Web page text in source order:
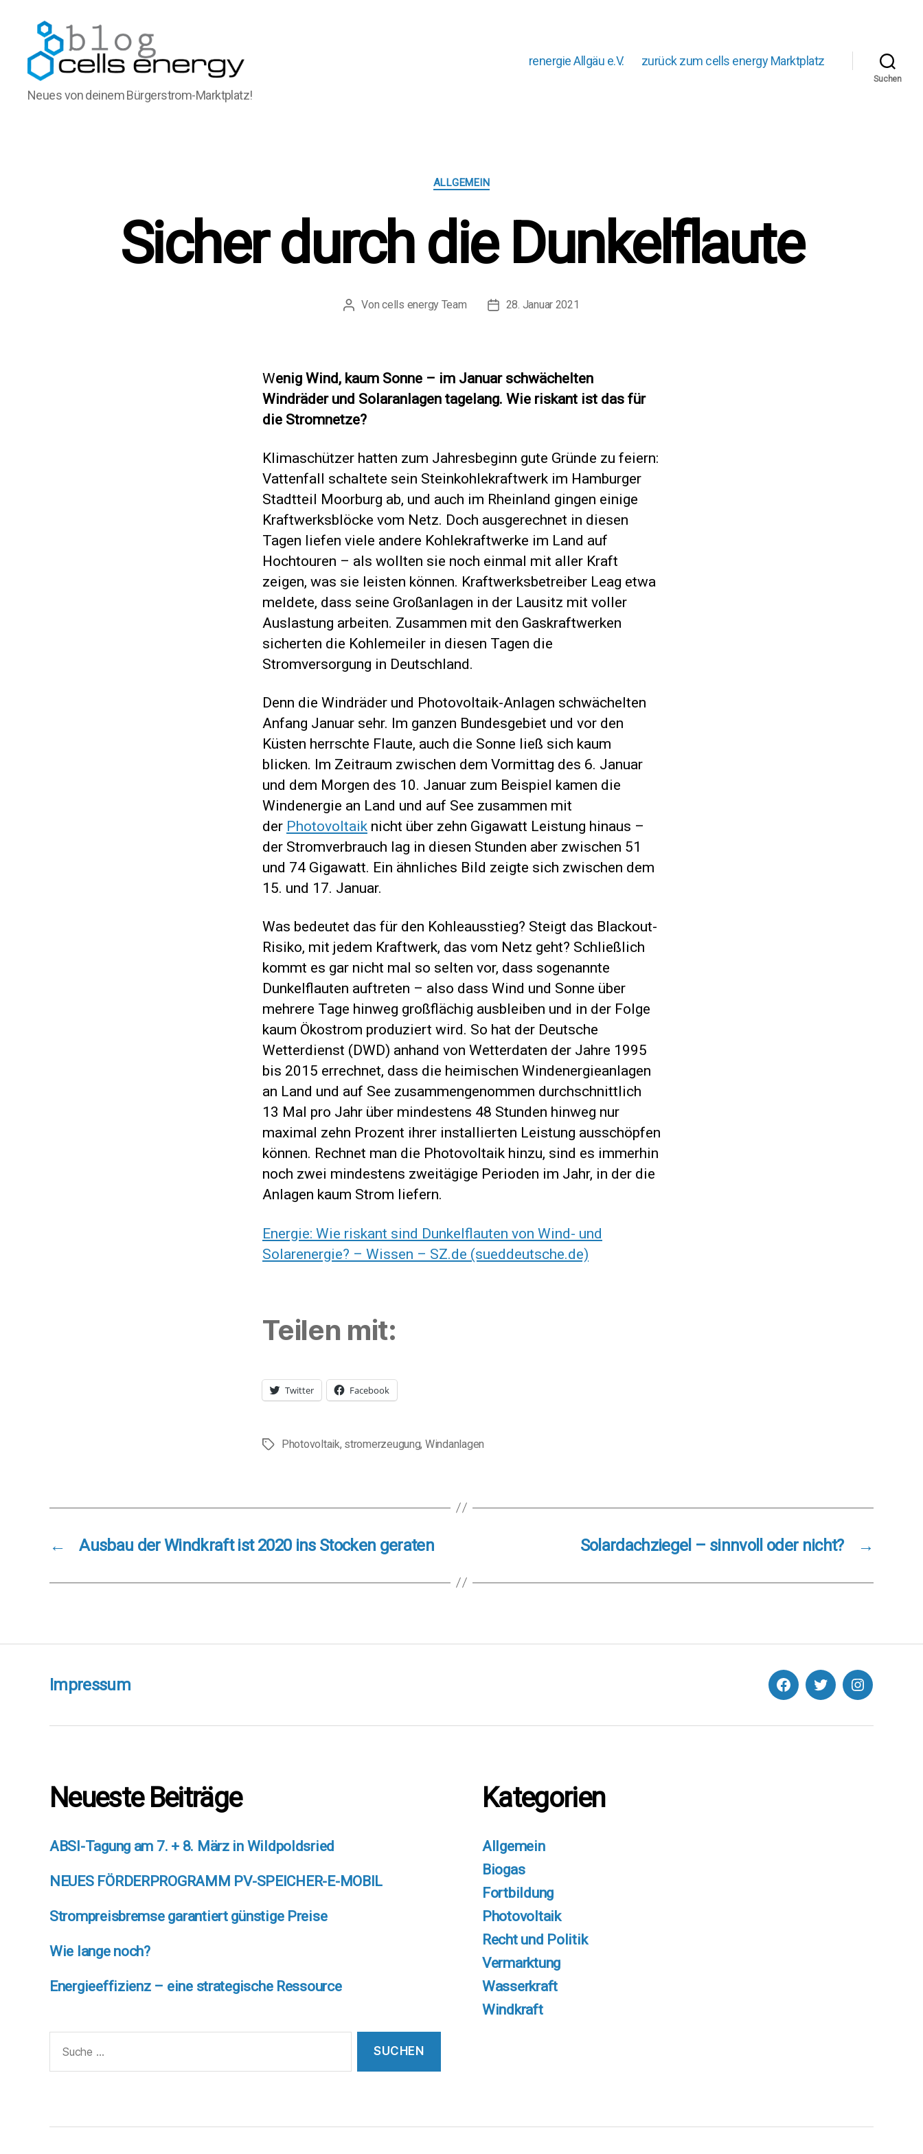
cells
energy
Neues von deinem Bürgerstrom-Marktplatz!
renergie Allgäu e.V. zurück zum cells energy Marktplatz
Suchen
Kategorien
ALLGEMEIN
Sicher durch die Dunkelflaute
Beitragsautor
Voncells energy Team Beitragsdatum
28. Januar 2021
Wenig Wind, kaum Sonne – im Januar schwächelten
Windräder und Solaranlagen tagelang. Wie riskant ist das für
die Stromnetze?
Klimaschützer hatten zum Jahresbeginn gute Gründe zu feiern:
Vattenfall schaltete sein Steinkohlekraftwerk im Hamburger
Stadtteil Moorburg ab, und auch im Rheinland gingen einige
Kraftwerksblöcke vom Netz. Doch ausgerechnet in diesen
Tagen liefen viele andere Kohlekraftwerke im Land auf
Hochtouren – als wollten sie noch einmal mit aller Kraft
zeigen, was sie leisten können. Kraftwerksbetreiber Leag etwa
meldete, dass seine Großanlagen in der Lausitz mit voller
Auslastung arbeiten. Zusammen mit den Gaskraftwerken
sicherten die Kohlemeiler in diesen Tagen die
Stromversorgung in Deutschland.
Denn die Windräder und Photovoltaik-Anlagen schwächelten
Anfang Januar sehr. Im ganzen Bundesgebiet und vor den
Küsten herrschte Flaute, auch die Sonne ließ sich kaum
blicken. Im Zeitraum zwischen dem Vormittag des 6. Januar
und dem Morgen des 10. Januar zum Beispiel kamen die
Windenergie an Land und auf See zusammen mit
der Photovoltaik nicht über zehn Gigawatt Leistung hinaus –
der Stromverbrauch lag in diesen Stunden aber zwischen 51
und 74 Gigawatt. Ein ähnliches Bild zeigte sich zwischen dem
15. und 17. Januar.
Was bedeutet das für den Kohleausstieg? Steigt das Blackout-
Risiko, mit jedem Kraftwerk, das vom Netz geht? Schließlich
kommt es gar nicht mal so selten vor, dass sogenannte
Dunkelflauten auftreten – also dass Wind und Sonne über
mehrere Tage hinweg großflächig ausbleiben und in der Folge
kaum Ökostrom produziert wird. So hat der Deutsche
Wetterdienst (DWD) anhand von Wetterdaten der Jahre 1995
bis 2015 errechnet, dass die heimischen Windenergieanlagen
an Land und auf See zusammengenommen durchschnittlich
13 Mal pro Jahr über mindestens 48 Stunden hinweg nur
maximal zehn Prozent ihrer installierten Leistung ausschöpfen
können. Rechnet man die Photovoltaik hinzu, sind es immerhin
noch zwei mindestens zweitägige Perioden im Jahr, in der die
Anlagen kaum Strom liefern.
Energie: Wie riskant sind Dunkelflauten von Wind- und
Solarenergie? – Wissen – SZ.de (sueddeutsche.de)
Teilen mit:
Twitter Facebook
Schlagwörter
Photovoltaik, stromerzeugung, Windanlagen
← Ausbau der Windkraft ist 2020 ins Stocken geraten →
Solardachziegel – sinnvoll oder nicht?
Impressum facebookTwitterInstagram
Neueste Beiträge
ABSI-Tagung am 7. + 8. März in Wildpoldsried
NEUES FÖRDERPROGRAMM PV-SPEICHER-E-MOBIL
Strompreisbremse garantiert günstige Preise
Wie lange noch?
Energieeffizienz – eine strategische Ressource
nach:
Kategorien
Allgemein
Biogas
Fortbildung
Photovoltaik
Recht und Politik
Vermarktung
Wasserkraft
Windkraft